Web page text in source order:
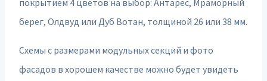
берег, Олдвуд или Дуб Вотан, толщиной 26 или 38 мм.
Схемы с размерами модульных секций и фото
фасадов в хорошем качестве можно будет увидеть